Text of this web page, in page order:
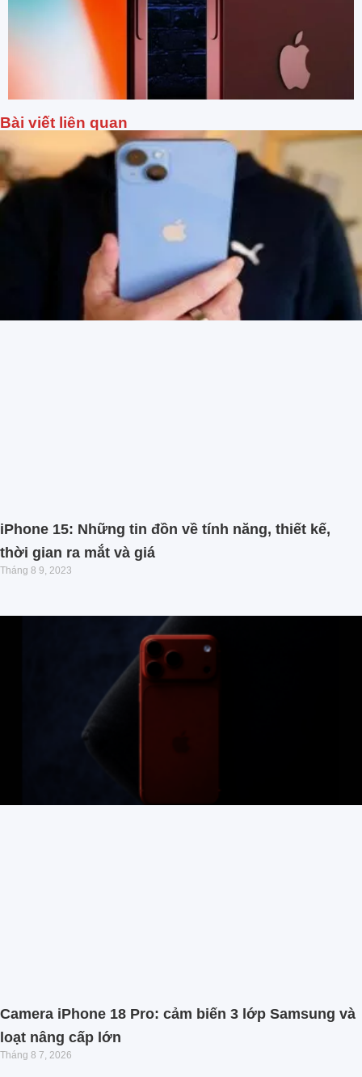
Bài viết liên quan
iPhone 15: Những tin đồn về tính năng, thiết kế,
thời gian ra mắt và giá
Tháng 8 9, 2023
Camera iPhone 18 Pro: cảm biến 3 lớp Samsung và
loạt nâng cấp lớn
Tháng 8 7, 2026